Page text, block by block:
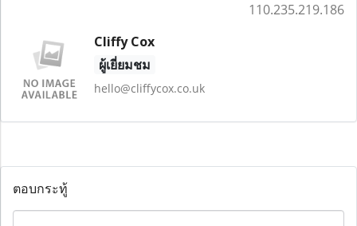
110.235.219.186
Cliffy Cox
ผู้เยี่ยมชม
hello@cliffycox.co.uk
ตอบกระทู้